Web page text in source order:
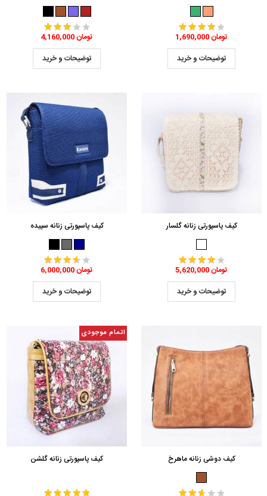
1,690,000 تومان
توضیحات و خرید
4,160,000 تومان
توضیحات و خرید
کیف پاسپورتی زنانه گلسار
5,620,000 تومان
توضیحات و خرید
کیف پاسپورتی زنانه سپیده
6,000,000 تومان
توضیحات و خرید
کیف دوشی زنانه ماهرخ
اتمام موجودی
کیف پاسپورتی زنانه گلشن